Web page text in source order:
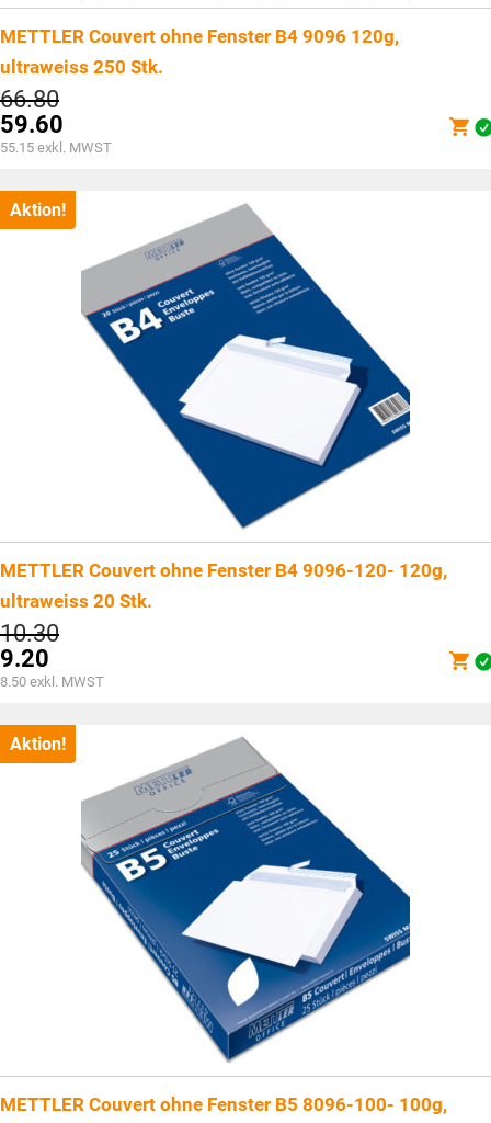
METTLER Couvert ohne Fenster B4 9096 120g,
ultraweiss 250 Stk.
66.80Ursprünglicher
Preis
war:
CHF66.80
59.60
Aktueller
ist:
CHF59.60.
55.15 exkl. MWST
Aktion!
METTLER Couvert ohne Fenster B4 9096-120- 120g,
ultraweiss 20 Stk.
10.30Ursprünglicher
war:
CHF10.30
9.20
Aktueller
ist:
CHF9.20.
8.50 exkl. MWST
Aktion!
METTLER Couvert ohne Fenster B5 8096-100- 100g,